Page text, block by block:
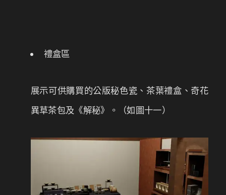
禮盒區
展示可供購買的公版秘色瓷、茶葉禮盒、奇花
異草茶包及《解秘》。（如圖十一）